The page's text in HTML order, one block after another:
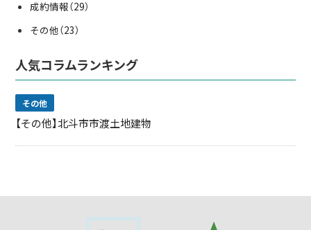
成約情報（29）
その他（23）
人気コラムランキング
その他
【その他】北斗市市渡土地建物